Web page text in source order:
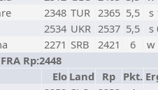
2348 TUR 2365 5,5
s
2534 UKR 2537 5,5
s
2271 SRB 2421 6
w
Rp:2448
Elo Land Rp Pkt.